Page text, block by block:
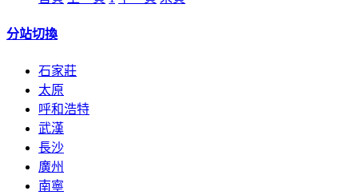
分站切換
石家莊
太原
呼和浩特
武漢
長沙
廣州
南寧